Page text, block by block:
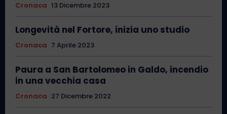
Cronaca 13 Dicembre 2023
Longevità nel Fortore, inizia uno studio
Cronaca 7 Aprile 2023
Paura a San Bartolomeo in Galdo, incendio
in una vecchia casa
Cronaca 27 Dicembre 2022